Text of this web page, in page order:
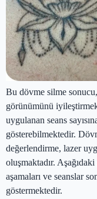
Bu dövme silme
görünümünü
uygulanan seans
gösterebilmektedir.
değerlendirme, lazer
oluşmaktadır.
aşamaları ve seanslar
göstermektedir.